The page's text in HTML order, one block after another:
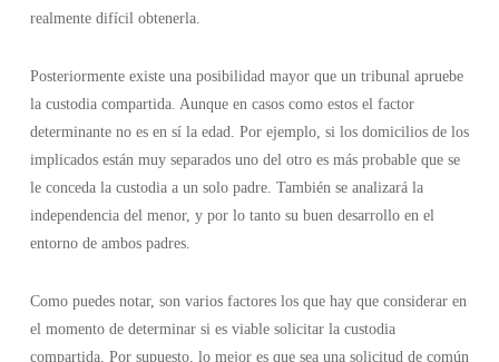
realmente difícil obtenerla.
Posteriormente existe una posibilidad mayor que un tribunal apruebe
la custodia compartida. Aunque en casos como estos el factor
determinante no es en sí la edad. Por ejemplo, si los domicilios de los
implicados están muy separados uno del otro es más probable que se
le conceda la custodia a un solo padre. También se analizará la
independencia del menor, y por lo tanto su buen desarrollo en el
entorno de ambos padres.
Como puedes notar, son varios factores los que hay que considerar en
el momento de determinar si es viable solicitar la custodia
compartida. Por supuesto, lo mejor es que sea una solicitud de común